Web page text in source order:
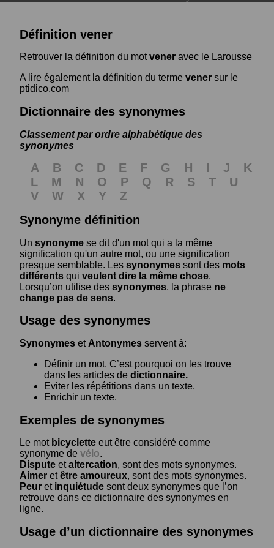
Définition vener
Retrouver la définition du motvener avec le Larousse
A lire également la définition du terme vener sur le
ptidico.com
Dictionnaire des synonymes
Classement par ordre alphabétique des
synonymes
A B C D E F G H I J
K
L
M N O P Q R S T
U
V
W X Y
Z
Synonyme définition
Un synonyme se dit d'un mot qui a la même
signification qu'un autre mot, ou une signification
presque semblable. Les synonymes sont des mots
différents qui veulent dire la même chose.
Lorsqu’on utilise des synonymes, la phrase ne
change pas de sens.
Usage des synonymes
Synonymes et Antonymes servent à:
Définir un mot. C’est pourquoi on les trouve
dans les articles de dictionnaire.
Eviter les répétitions dans un texte.
Enrichir un texte.
Exemples de synonymes
Le mot bicyclette eut être considéré comme
synonyme de vélo.
Dispute etaltercation, sont des mots synonymes.
Aimer etêtre amoureux, sont des mots synonymes.
Peur et inquiétude sont deux synonymes que l’on
retrouve dans ce dictionnaire des synonymes en
ligne.
Usage d’un dictionnaire des synonymes